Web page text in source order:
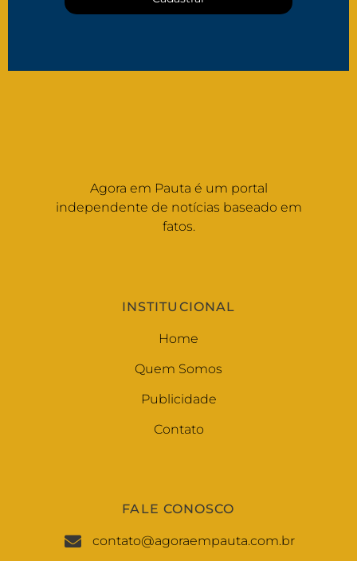
Agora em Pauta é um portal
independente de notícias baseado em
fatos.
INSTITUCIONAL
Home
Quem Somos
Publicidade
Contato
FALE CONOSCO
contato@agoraempauta.com.br